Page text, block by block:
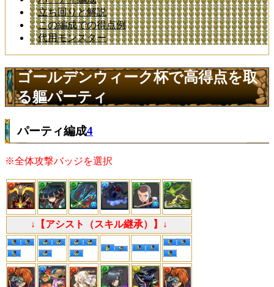
立ち回りと解説
この編成での得点例
代用モンスター
ゴールデンウィーク杯で高得点を取
る軀パーティ
パーティ編成4
※全体攻撃バッジを選択
↓【アシスト（スキル継承）】↓